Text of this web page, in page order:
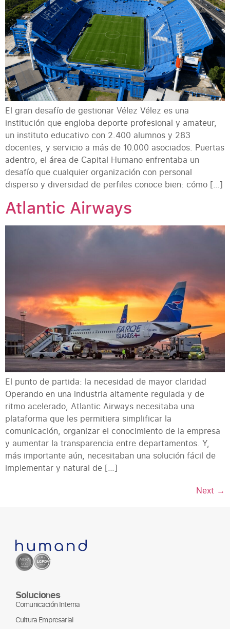
El gran desafío de gestionar Vélez Vélez es una
institución que engloba deporte profesional y amateur,
un instituto educativo con 2.400 alumnos y 283
docentes, y servicio a más de 10.000 asociados. Puertas
adentro, el área de Capital Humano enfrentaba un
desafío que cualquier organización con personal
disperso y diversidad de perfiles conoce bien: cómo […]
Atlantic Airways
El punto de partida: la necesidad de mayor claridad
Operando en una industria altamente regulada y de
ritmo acelerado, Atlantic Airways necesitaba una
plataforma que les permitiera simplificar la
comunicación, organizar el conocimiento de la empresa
y aumentar la transparencia entre departamentos. Y,
más importante aún, necesitaban una solución fácil de
implementar y natural de […]
Next →
Soluciones
Comunicación Interna
Cultura Empresarial